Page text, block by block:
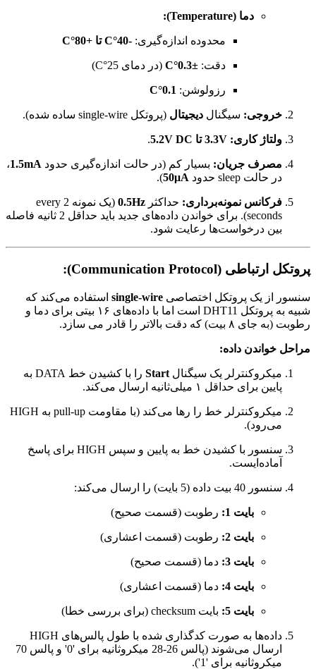
دما (Temperature):
محدوده اندازه‌گیری: -40°C تا +80°C
دقت: ±0.3°C (در دمای 25°C)
رزولوشن: 0.1°C
خروجی: سیگنال دیجیتال (پروتکل single-wire ساده شده).
ولتاژ کاری: 3.3V تا 5.2V DC .
مصرف جریان: بسیار کم (در حالت اندازه‌گیری حدود 1.5mA
،
در حالت sleep حدود
50μA
).
فرکانس نمونه‌برداری: حداکثر 0.5Hz
(یک نمونه every 2
seconds). برای خواندن داده‌های جدید باید حداقل 2 ثانیه فاصله
بین درخواست‌ها رعایت شود.
پروتکل ارتباطی (Communication Protocol):
سنسور از یک پروتکل اختصاصی single-wire استفاده می‌کند که
شبیه به پروتکل DHT11 است اما با داده‌های ۱۶ بیتی برای دما و
رطوبت (به جای ۸ بیت) که دقت بالاتر را قادر می سازد.
مراحل خواندن داده:
میکروکنترلر یک سیگنال Start
را با کشیدن خط DATA به
پایین برای حداقل ۱ میلی‌ثانیه ارسال می‌کند.
میکروکنترلر خط را رها می‌کند (با مقاومت pull-up به HIGH
می‌رود).
سنسور با کشیدن خط به پایین و سپس HIGH برای پاسخ
آماده‌ایست.
سنسور 40 بیت داده (5 بایت) را ارسال می‌کند:
بایت 1: رطوبت (قسمت صحیح)
بایت 2: رطوبت (قسمت اعشاری)
بایت 3: دما (قسمت صحیح)
بایت 4: دما (قسمت اعشاری)
بایت 5: بایت checksum (برای بررسی خطا)
داده‌ها به صورت کدگذاری شده با طول پالس‌های HIGH
ارسال می‌شوند (پالس 26-28 میکروثانیه برای '0' و پالس 70
میکروثانیه برای '1').